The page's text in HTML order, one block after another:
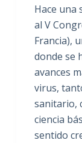
Hace una
al V
Francia),
donde se
avances
virus,
sanitario,
ciencia
sentido